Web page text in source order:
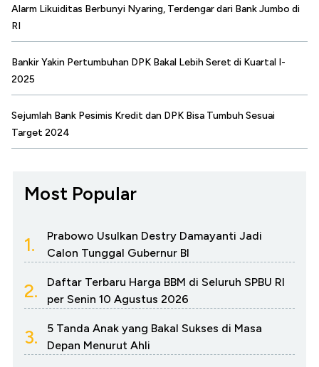
Alarm Likuiditas Berbunyi Nyaring, Terdengar dari Bank Jumbo di
RI
Bankir Yakin Pertumbuhan DPK Bakal Lebih Seret di Kuartal I-
2025
Sejumlah Bank Pesimis Kredit dan DPK Bisa Tumbuh Sesuai
Target 2024
Most Popular
1.
Prabowo Usulkan Destry Damayanti Jadi
Calon Tunggal Gubernur BI
2.
Daftar Terbaru Harga BBM di Seluruh SPBU RI
per Senin 10 Agustus 2026
3.
5 Tanda Anak yang Bakal Sukses di Masa
Depan Menurut Ahli